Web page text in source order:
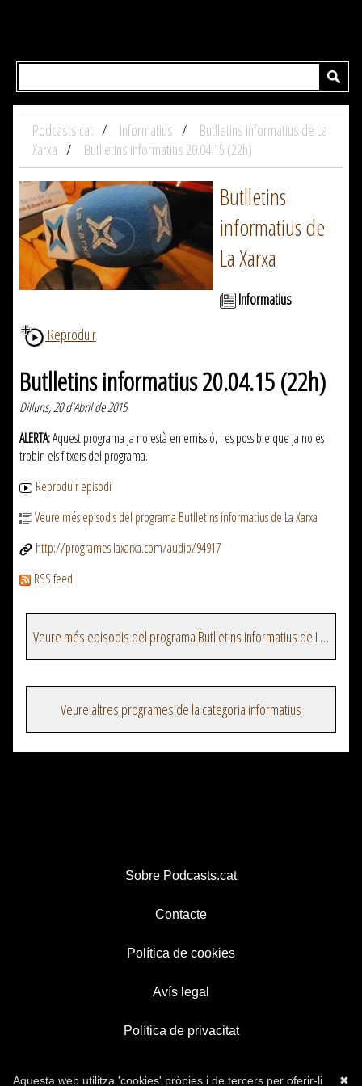
Podcasts.cat Informatius
Butlletins informatius de La
Xarxa
Butlletins informatius 20.04.15 (22h)
Butlletins
informatius de
La Xarxa
Informatius
Reproduir
Butlletins informatius 20.04.15 (22h)
Dilluns, 20 d'Abril de 2015
ALERTA:Aquest programa ja no està en emissió, i es possible que ja no es
trobin els fitxers del programa.
Reproduir episodi
Veure més episodis del programa Butlletins informatius de La Xarxa
http://programes.laxarxa.com/audio/94917
RSS feed
Veure més episodis del programa Butlletins informatius de La Xarxa
Veure altres programes de la categoria informatius
Sobre Podcasts.cat
Contacte
Política de cookies
Avís legal
Política de privacitat
✖
Aquesta web utilitza 'cookies' pròpies i de tercers per oferir-li